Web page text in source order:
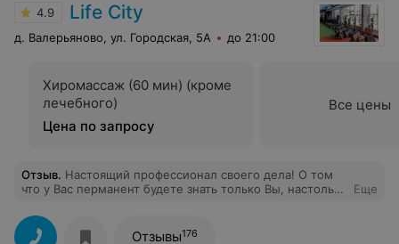
4.9 Life City
д. Валерьяново, ул. Городская, 5А до 21:00
Хиромассаж (60 мин) (кроме
лечебного)
Цена по запросу
Все цены
Отзыв. Настоящий профессионал своего дела! О том
что у Вас перманент будете знать только Вы, настолько
огромное
Еще
Отзывы176